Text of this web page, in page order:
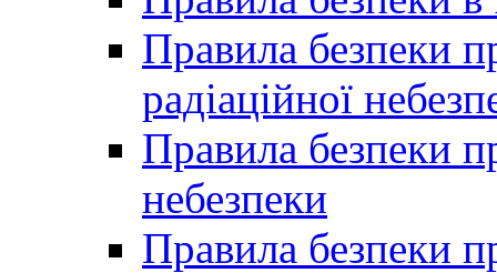
Правила безпеки
радіаційної
Правила безпеки
небезпеки
Правила безпеки